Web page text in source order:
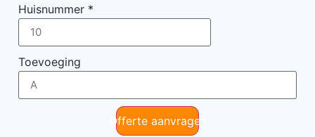
Huisnummer *
Toevoeging
Offerte aanvragen